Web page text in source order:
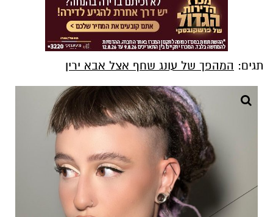
תגים: המהפך של עונג שחף אצל אבא ירין